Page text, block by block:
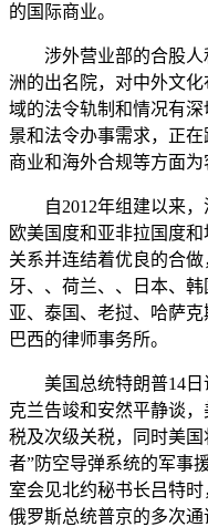
的国际商业。
涉外营业部的合股人
洲的出名院，对中外文
域的法令轨制和情况有
景和法令办事需求，正
商业和海外合规等方面为
自2012年组建以来，
欧美国度和亚非拉国度
关系并连结着优良的合
牙、、荷兰、、日本、
亚、泰国、老挝、哈萨
巴西的律师事务所。
美国总统特朗普14日
克兰告竣和安然平静谈
税及次级关税，同时美
者”防空导弹系统的军事
室会见北约秘书长吕特
俄罗斯总统普京的多次通